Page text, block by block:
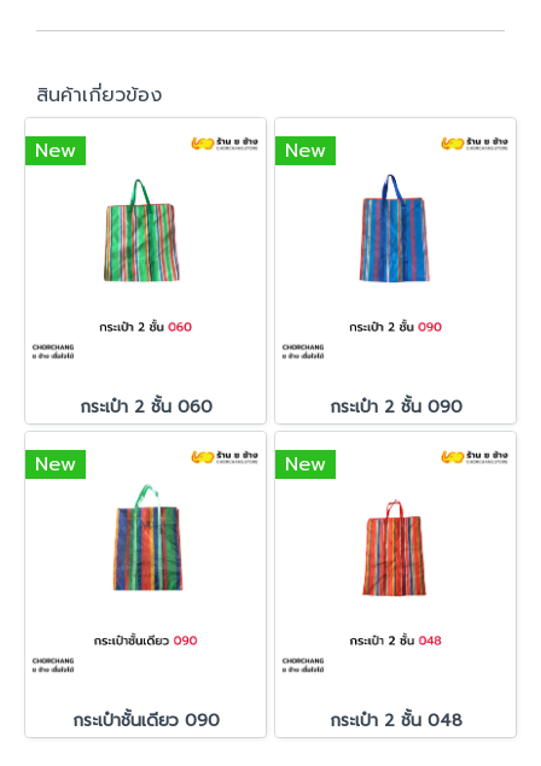
สินค้าเกี่ยวข้อง
New
กระเป๋า 2 ชั้น 060
New
กระเป๋า 2 ชั้น 090
New
กระเป๋าชั้นเดียว 090
New
กระเป๋า 2 ชั้น 048